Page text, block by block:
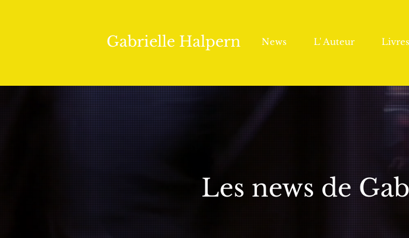
Gabrielle Halpern News L' Auteur Livres
Les news de